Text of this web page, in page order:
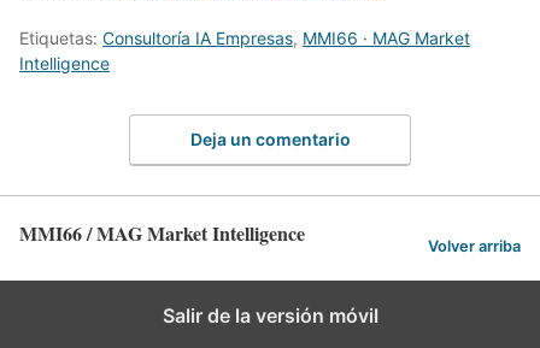
Etiquetas: Consultoría IA Empresas, MMI66 · MAG Market
Intelligence
Deja un comentario
MMI66 / MAG Market Intelligence Volver arriba
Salir de la versión móvil